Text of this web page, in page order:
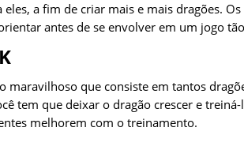
a fim de criar mais e mais dragões.
antes de se envolver em um jogo
maravilhoso que consiste em tantos
tem que deixar o dragão crescer e
melhorem com o treinamento.